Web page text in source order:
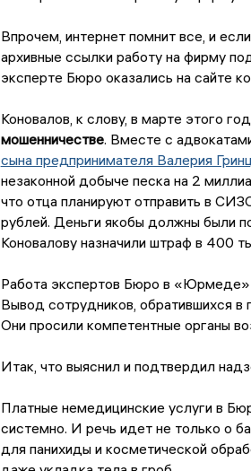
Впрочем, интернет помнит все, и
архивные ссылки работу на фирму
эксперте Бюро оказались на сайте
Коновалов, к слову, в марте этого
мошенничестве. Вместе с
сына предпринимателя Валерия
незаконной добыче песка на 2
что отца планируют отправить в
рублей. Деньги якобы должны были
Коновалову назначили штраф в 400
Работа экспертов Бюро в
Вывод сотрудников, обратившихся в
Они просили компетентные органы
Итак, что выяснил и подтвердил
Платные немедицинские услуги в
системно. И речь идет не только о
для панихиды и косметической